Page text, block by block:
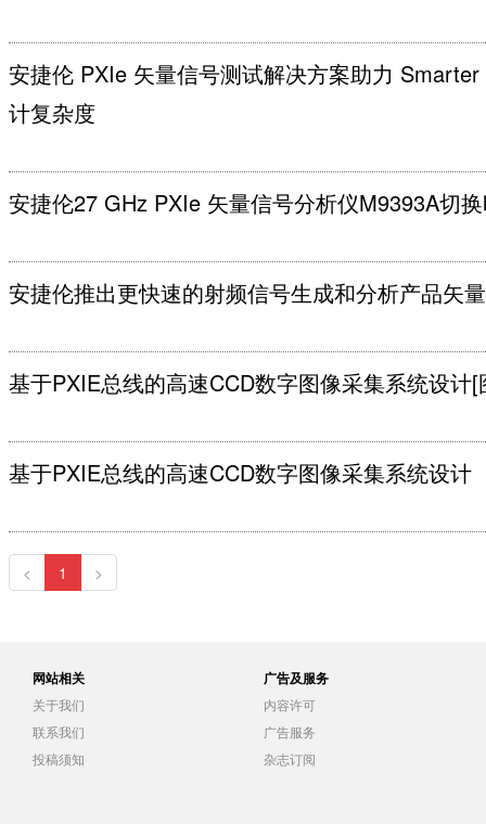
安捷伦 PXIe 矢量信号测试解决方案助力
计复杂度
安捷伦27 GHz PXIe 矢量信号分析仪M9393A切
安捷伦推出更快速的射频信号生成和分析产品矢
基于PXIE总线的高速CCD数字图像采集系统设计[
基于PXIE总线的高速CCD数字图像采集系统设计
< 1 >
网站相关
关于我们
联系我们
投稿须知
广告及服务
内容许可
广告服务
杂志订阅